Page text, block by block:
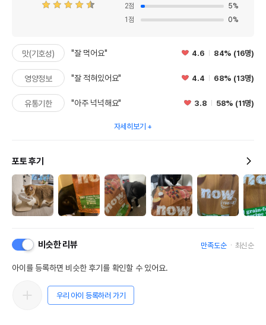
2점 5%
1 점 0%
맛(기호성) "잘 먹어요" 4.6 84% (16명)
영양정보 "잘 적혀있어요" 4.4 68% (13명)
유통기한 "아주 넉넉해요" 3.8 58% (11명)
자세히보기
포토 후기
비슷한 리뷰 만족도순 최신순
아이를 등록하면 비슷한 후기를 확인할 수 있어요.
우리 아이 등록하러 가기